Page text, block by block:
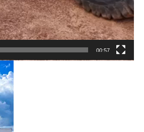
00:57